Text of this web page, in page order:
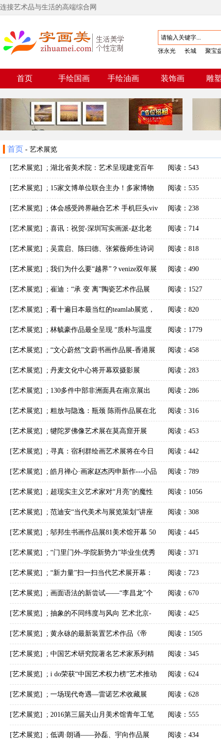
连接艺术品与生活的高端综合网
张永光 长城 聚宝
首页 手绘国画 手绘油画 装饰画 雕
首页 - 艺术展览
[艺术展览] ; 湖北省美术院：艺术呈现建党百年
壮丽航程
阅读：543
[艺术展览] ; 15家文博单位联合主办！多家博物
馆镇馆之宝齐聚！成都博物馆揭秘秦汉一线城市
模
阅读：535
[艺术展览] ; 体会感受跨界融合艺术 手机巨头viv
o与稀奇艺术合作办展会
阅读：238
[艺术展览] ; 喜讯：祝贺-深圳写实画派-赵北老
师作品荣登国展
阅读：714
[艺术展览] ; 吴震启、陈曰德、张紫薇师生诗词
书法展开幕
阅读：818
[艺术展览] ; 我们为什么要“越界”？venize双年展
2017参展艺术家问答精选
阅读：490
[艺术展览] ; 崔迪：“承 变 离”陶瓷艺术作品展
——开幕式现场回顾
阅读：1527
[艺术展览] ; 看十遍日本最当红的teamlab展览，
你会改变看世界的方式
阅读：820
[艺术展览] ; 林毓豪作品最全呈现 “质朴与温度
——林毓豪回顾展”在广东美术馆开幕
阅读：1779
[艺术展览] ; “文心蔚然”文蔚书画作品展-香港展 阅读：458
[艺术展览] ; 丹麦文化中心将开幕双摄影展 阅读：283
[艺术展览] ; 130多件中部非洲面具在南京展出 阅读：286
[艺术展览] ; 粗放与隐逸：瓶颈 陈雨作品展在北
京开幕
阅读：316
[艺术展览] ; 犍陀罗佛像艺术展在莫高窟开展 阅读：453
[艺术展览] ; 寻真：宿利群绘画艺术展将在今日
美术馆开幕
阅读：442
[艺术展览] ; 皓月禅心·画家赵杰丙申新作---小品
百幅展在凤凰艺馆展出
阅读：789
[艺术展览] ; 超现实主义艺术家对“月亮”的魔性
幻想
阅读：1056
[艺术展览] ; 范迪安“当代美术与展览策划”讲座
交流会于云南省博物馆举行
阅读：308
[艺术展览] ; 邬邦生书画作品展81美术馆开幕 50
年书画探究呈现
阅读：445
[艺术展览] ; “门里门外-学院新势力”毕业生优秀
作品展开幕：展现四大美院的教育之长
阅读：371
[艺术展览] ; “新力量”扫一扫当代艺术展开幕：
思考当代艺术的互动性表达
阅读：723
[艺术展览] ; 画面语法的新尝试——“李昌龙”个
展于今格艺术中心开幕
阅读：670
[艺术展览] ; 抽象的不同纬度与风向 艺术北京-
沙龙展第一期“思考的绘画”开幕
阅读：425
[艺术展览] ; 黄永砯的最新装置艺术作品《帝
国》亮相巴黎大皇宫
阅读：1505
[艺术展览] ; 中国艺术研究院著名艺术家系列精
品展-何家英精品展
阅读：345
[艺术展览] ; i do荣获“中国艺术权力榜”艺术推动
奖商业艺术模式颠覆行业形态
阅读：624
[艺术展览] ; 一场现代奇遇—雷诺艺术收藏展 阅读：628
[艺术展览] ; 2016第三届关山月美术馆青年工笔
画展征稿通知
阅读：555
[艺术展览] ; 低调·朗诵——孙磊、宇向作品展 阅读：434